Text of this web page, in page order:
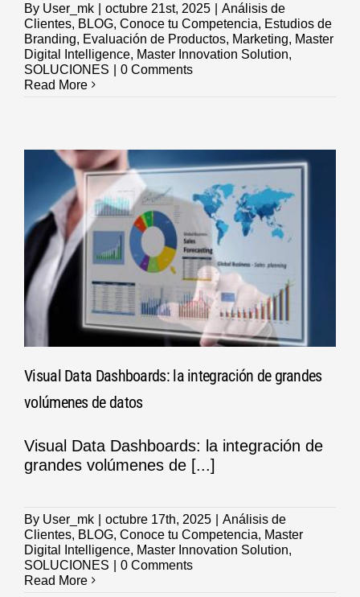
By User_mk octubre 21st, 2025
Análisis de
Clientes, BLOG, Conoce tu Competencia, Estudios de
Branding, Evaluación de Productos, Marketing, Master
Digital Intelligence, Master Innovation Solution,
SOLUCIONES
0 Comments
Read More
Visual Data Dashboards: la integración de grandes
volúmenes de datos
Visual Data Dashboards: la integración de
grandes volúmenes de [...]
By User_mk octubre 17th, 2025
Análisis de
Clientes, BLOG, Conoce tu Competencia, Master
Digital Intelligence, Master Innovation Solution,
SOLUCIONES
0 Comments
Read More